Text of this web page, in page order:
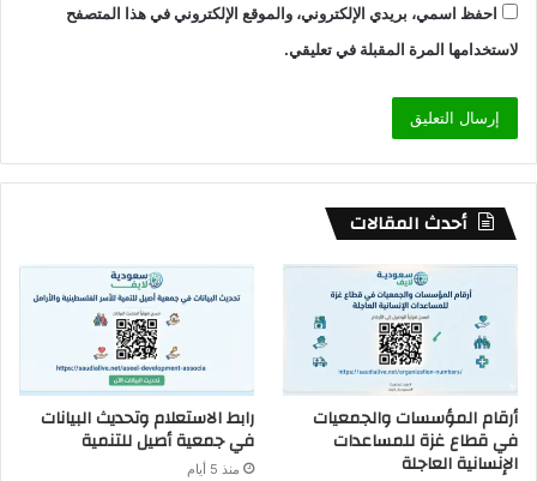
احفظ اسمي، بريدي الإلكتروني، والموقع الإلكتروني في هذا المتصفح
لاستخدامها المرة المقبلة في تعليقي.
أحدث المقالات
أرقام المؤسسات والجمعيات
في قطاع غزة للمساعدات
الإنسانية العاجلة
رابط الاستعلام وتحديث البيانات
في جمعية أصيل للتنمية
منذ 5 أيام